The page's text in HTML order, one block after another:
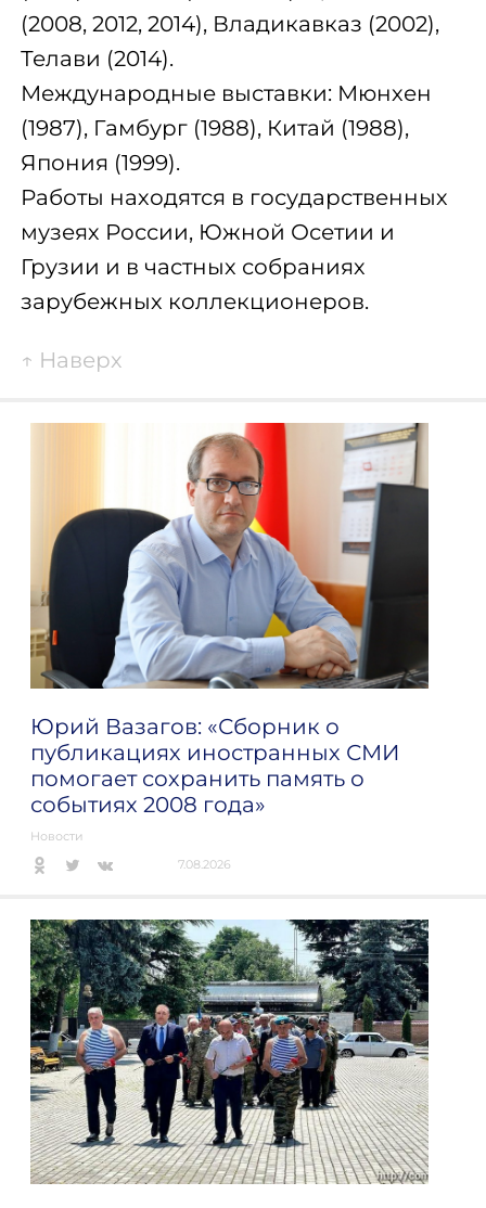
(2008, 2012, 2014), Владикавказ (2002),
Телави (2014).
Международные выставки: Мюнхен
(1987), Гамбург (1988), Китай (1988),
Япония (1999).
Работы находятся в государственных
музеях России, Южной Осетии и
Грузии и в частных собраниях
зарубежных коллекционеров.
↑ Наверх
Юрий Вазагов: «Сборник о
публикациях иностранных СМИ
помогает сохранить память о
событиях 2008 года»
Новости
7.08.2026